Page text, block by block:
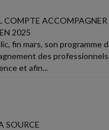
ACCOMPAGNER
2025
fin mars, son programme
des
et afin...
SOURCE